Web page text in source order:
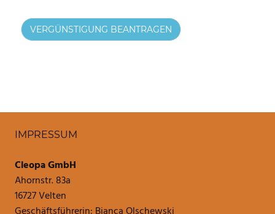
VERGÜNSTIGUNG BEANTRAGEN
IMPRESSUM
Cleopa GmbH
Ahornstr. 83a
16727 Velten